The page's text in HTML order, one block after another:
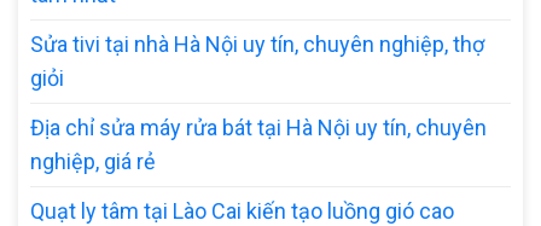
Sửa tivi tại nhà Hà Nội uy tín, chuyên nghiệp, thợ
giỏi
Địa chỉ sửa máy rửa bát tại Hà Nội uy tín, chuyên
nghiệp, giá rẻ
Quạt ly tâm tại Lào Cai kiến tạo luồng gió cao